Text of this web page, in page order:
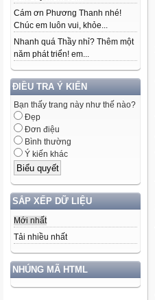
Cám ơn Phương Thanh nhé!
Chúc em luôn vui, khỏe...
Nhanh quá Thầy nhỉ? Thêm một
năm phát triển! em...
ĐIỀU TRA Ý KIẾN
Bạn thấy trang này như thế nào?
Đẹp
Đơn điệu
Bình thường
Ý kiến khác
SẮP XẾP DỮ LIỆU
Mới nhất
Tải nhiều nhất
NHÚNG MÃ HTML